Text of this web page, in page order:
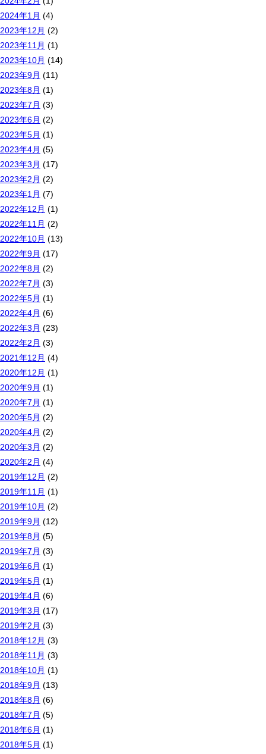
2024年1月 (4)
2023年12月 (2)
2023年11月 (1)
2023年10月 (14)
2023年9月 (11)
2023年8月 (1)
2023年7月 (3)
2023年6月 (2)
2023年5月 (1)
2023年4月 (5)
2023年3月 (17)
2023年2月 (2)
2023年1月 (7)
2022年12月 (1)
2022年11月 (2)
2022年10月 (13)
2022年9月 (17)
2022年8月 (2)
2022年7月 (3)
2022年5月 (1)
2022年4月 (6)
2022年3月 (23)
2022年2月 (3)
2021年12月 (4)
2020年12月 (1)
2020年9月 (1)
2020年7月 (1)
2020年5月 (2)
2020年4月 (2)
2020年3月 (2)
2020年2月 (4)
2019年12月 (2)
2019年11月 (1)
2019年10月 (2)
2019年9月 (12)
2019年8月 (5)
2019年7月 (3)
2019年6月 (1)
2019年5月 (1)
2019年4月 (6)
2019年3月 (17)
2019年2月 (3)
2018年12月 (3)
2018年11月 (3)
2018年10月 (1)
2018年9月 (13)
2018年8月 (6)
2018年7月 (5)
2018年6月 (1)
2018年5月 (1)